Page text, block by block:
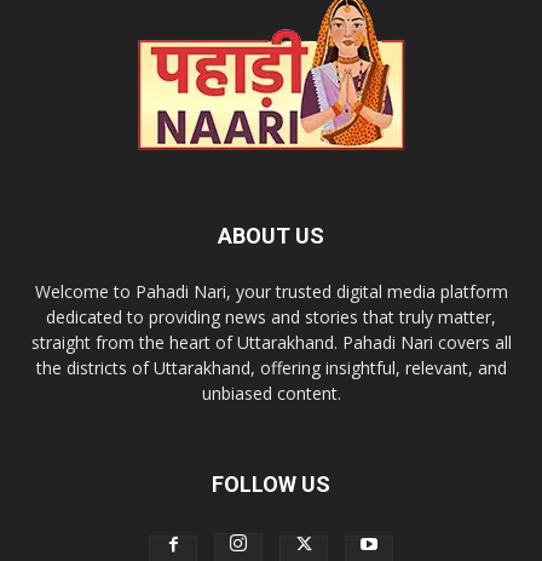
ABOUT US
Welcome to Pahadi Nari, your trusted digital media platform
dedicated to providing news and stories that truly matter,
straight from the heart of Uttarakhand. Pahadi Nari covers all
the districts of Uttarakhand, offering insightful, relevant, and
unbiased content.
FOLLOW US